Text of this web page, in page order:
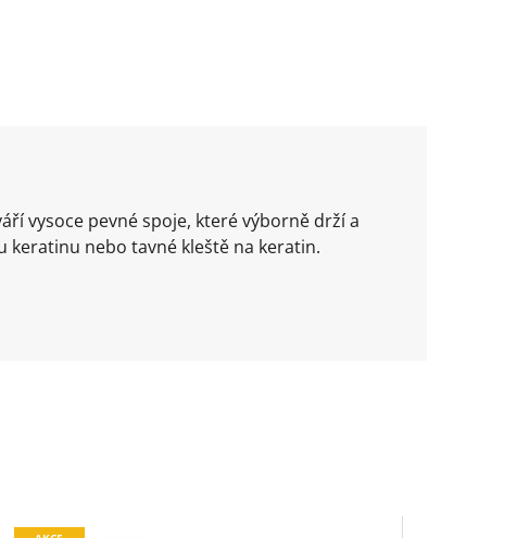
vysoce pevné spoje, které výborně drží a
keratinu nebo tavné kleště na keratin.